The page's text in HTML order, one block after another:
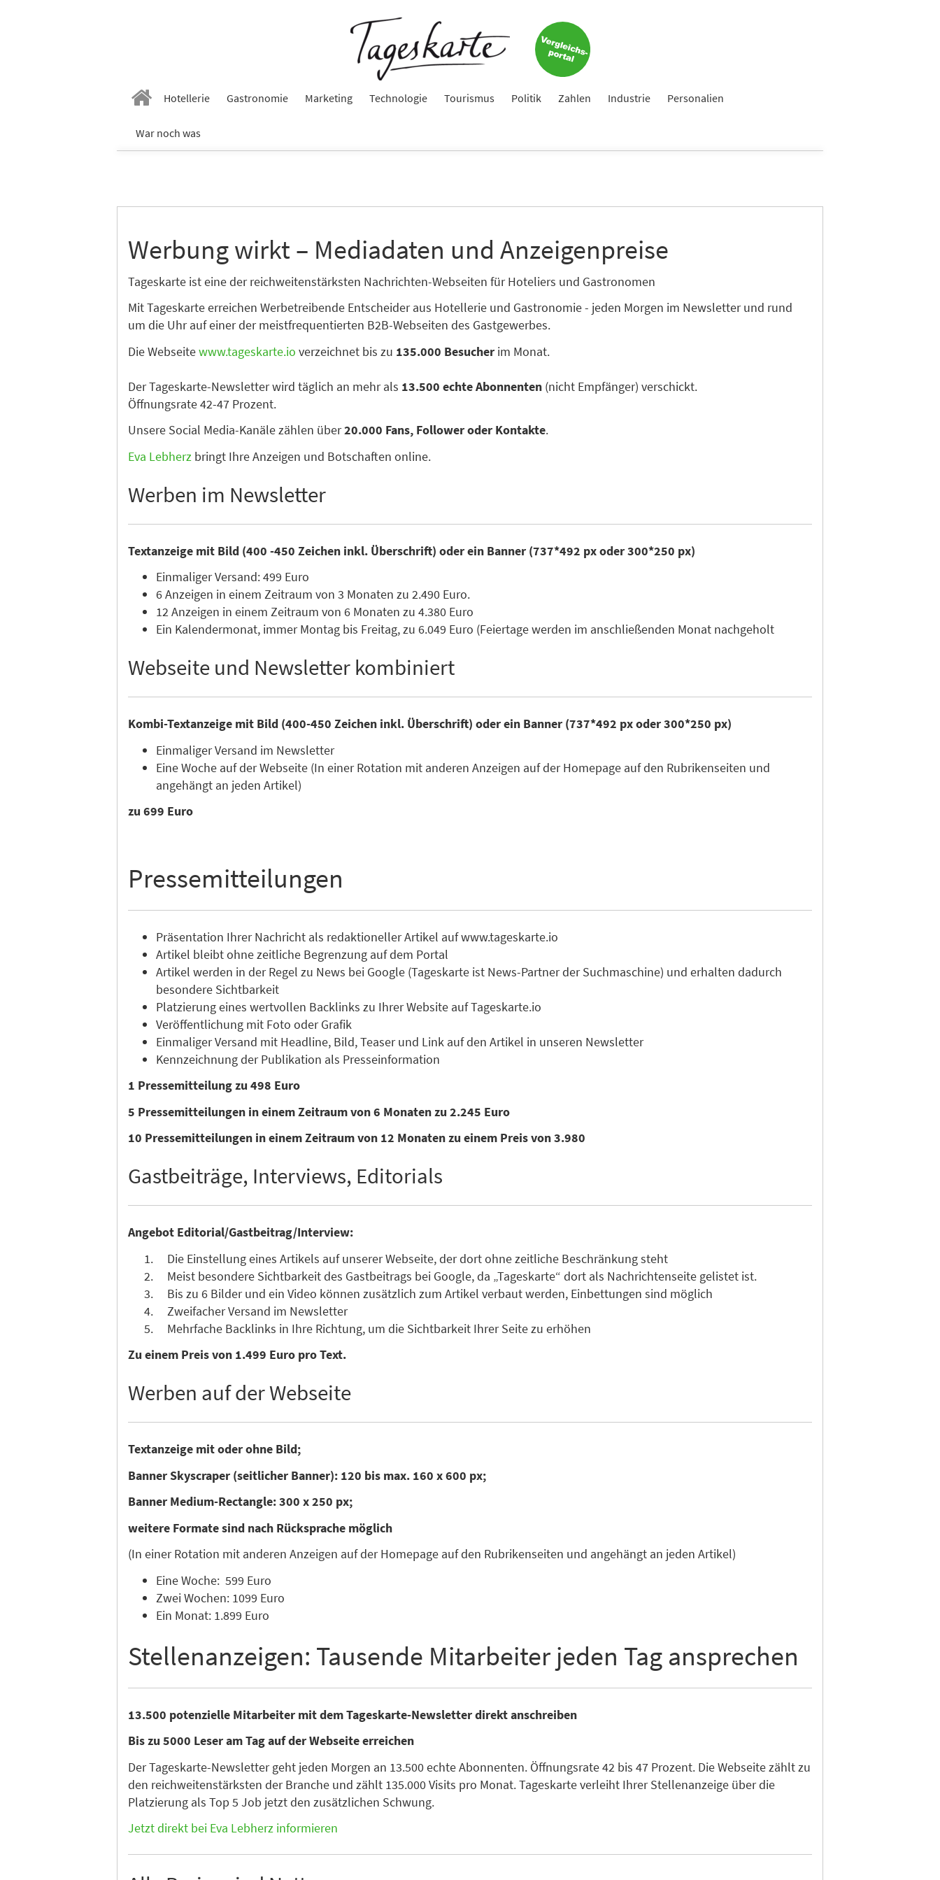
Hotellerie Gastronomie Marketing Technologie Tourismus Politik Zahlen Industrie Personalien
War noch was
Werbung wirkt – Mediadaten und Anzeigenpreise
Tageskarte ist eine der reichweitenstärksten Nachrichten-Webseiten für Hoteliers und Gastronomen
Mit Tageskarte erreichen Werbetreibende Entscheider aus Hotellerie und Gastronomie - jeden Morgen im Newsletter und rund
um die Uhr auf einer der meistfrequentierten B2B-Webseiten des Gastgewerbes.
Die Webseitewww.tageskarte.io verzeichnet bis zu 135.000 Besucher im Monat.
Der Tageskarte-Newsletter wird täglich an mehr als 13.500 echte Abonnenten (nicht Empfänger) verschickt.
Öffnungsrate 42-47 Prozent.
Unsere Social Media-Kanäle zählen über20.000 Fans, Follower oder Kontakte.
Eva Lebherz bringt Ihre Anzeigen und Botschaften online.
Werben im Newsletter
Textanzeige mit Bild (400 -450 Zeichen inkl. Überschrift) oder ein Banner (737*492 px oder 300*250 px)
Einmaliger Versand: 499 Euro
6 Anzeigen in einem Zeitraum von 3 Monaten zu 2.490 Euro.
12 Anzeigen in einem Zeitraum von 6 Monaten zu 4.380 Euro
Ein Kalendermonat, immer Montag bis Freitag, zu 6.049 Euro (Feiertage werden im anschließenden Monat nachgeholt
Webseite und Newsletter kombiniert
Kombi-Textanzeige mit Bild (400-450 Zeichen inkl. Überschrift) oder ein Banner (737*492 px oder 300*250 px)
Einmaliger Versand im Newsletter
Eine Woche auf der Webseite (In einer Rotation mit anderen Anzeigen auf der Homepage auf den Rubrikenseiten und
angehängt an jeden Artikel)
zu 699 Euro
Pressemitteilungen
Präsentation Ihrer Nachricht als redaktioneller Artikel auf www.tageskarte.io
Artikel bleibt ohne zeitliche Begrenzung auf dem Portal
Artikel werden in der Regel zu News bei Google (Tageskarte ist News-Partner der Suchmaschine) und erhalten dadurch
besondere Sichtbarkeit
Platzierung eines wertvollen Backlinks zu Ihrer Website auf Tageskarte.io
Veröffentlichung mit Foto oder Grafik
Einmaliger Versand mit Headline, Bild, Teaser und Link auf den Artikel in unseren Newsletter
Kennzeichnung der Publikation als Presseinformation
1 Pressemitteilung zu 498 Euro
5 Pressemitteilungen in einem Zeitraum von 6 Monaten zu 2.245 Euro
10 Pressemitteilungen in einem Zeitraum von 12 Monaten zu einem Preis von 3.980
Gastbeiträge, Interviews, Editorials
Angebot Editorial/Gastbeitrag/Interview:
Die Einstellung eines Artikels auf unserer Webseite, der dort ohne zeitliche Beschränkung steht
Meist besondere Sichtbarkeit des Gastbeitrags bei Google, da „Tageskarte“ dort als Nachrichtenseite gelistet ist.
Bis zu 6 Bilder und ein Video können zusätzlich zum Artikel verbaut werden, Einbettungen sind möglich
Zweifacher Versand im Newsletter
Mehrfache Backlinks in Ihre Richtung, um die Sichtbarkeit Ihrer Seite zu erhöhen
Zu einem Preis von 1.499 Euro pro Text.
Werben auf der Webseite
Textanzeige mit oder ohne Bild;
Banner Skyscraper (seitlicher Banner): 120 bis max. 160 x 600 px;
Banner Medium-Rectangle: 300 x 250 px;
weitere Formate sind nach Rücksprache möglich
(In einer Rotation mit anderen Anzeigen auf der Homepage auf den Rubrikenseiten und angehängt an jeden Artikel)
Eine Woche: 599 Euro
Zwei Wochen: 1099 Euro
Ein Monat: 1.899 Euro
Stellenanzeigen: Tausende Mitarbeiter jeden Tag ansprechen
13.500 potenzielle Mitarbeiter mit dem Tageskarte-Newsletter direkt anschreiben
Bis zu 5000 Leser am Tag auf der Webseite erreichen
Der Tageskarte-Newsletter geht jeden Morgen an 13.500 echte Abonnenten. Öffnungsrate 42 bis 47 Prozent. Die Webseite zählt zu
den reichweitenstärksten der Branche und zählt 135.000 Visits pro Monat. Tageskarte verleiht Ihrer Stellenanzeige über die
Platzierung als Top 5 Job jetzt den zusätzlichen Schwung.
Jetzt direkt bei Eva Lebherz informieren